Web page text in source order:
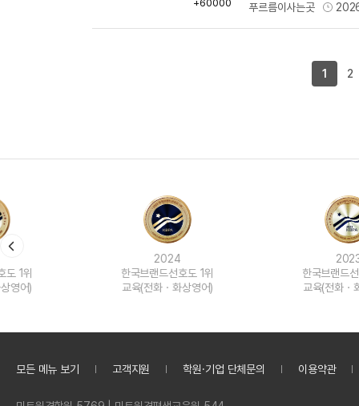
+60000
일
푸르름이사는곳
1 2
한국브랜드선호도 1위
교육(전화ㆍ화상영어)
한국브랜드선호도 1위
교육(전화ㆍ화상영어)
모든 메뉴 보기 고객지원 학원·기업 단체문의 이용약관